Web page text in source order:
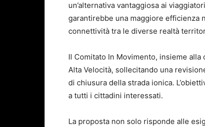
un’alternativa vantaggiosa ai
garantirebbe una maggiore efficienza
connettività tra le diverse realtà
Il Comitato In Movimento, insieme
Alta Velocità, sollecitando una
di chiusura della strada ionica.
a tutti i cittadini interessati.
La proposta non solo risponde alle